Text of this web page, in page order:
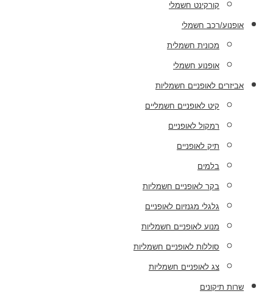
קורקינט חשמלי
אופנוע/רכב חשמלי
מכונית חשמלית
אופנוע חשמלי
אביזרים לאופניים חשמליות
קיט לאופניים חשמליים
רמקול לאופניים
תיק לאופניים
בלמים
בקר לאופניים חשמליות
גלגלי מגנזיום לאופניים
מנוע לאופניים חשמליות
סוללות לאופניים חשמליות
צג לאופניים חשמליות
שרות תיקונים